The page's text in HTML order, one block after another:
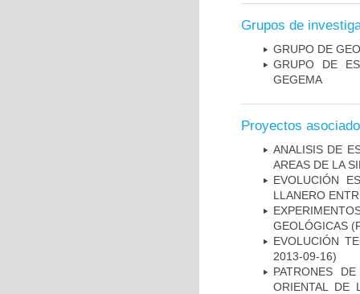
Grupos de
GRUPO DE
GRUPO DE
GEGEMA
Proyectos
ANALISIS DE
AREAS DE LA
EVOLUCIÓN
LLANERO
GEOLÓGICAS
EVOLUCIÓN
2013-09-16)
PATRONES
ORIENTAL DE